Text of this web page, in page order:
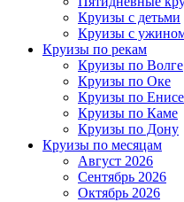
Круизы с детьми
Круизы с
Круизы по рекам
Круизы по Волге
Круизы по Оке
Круизы по
Круизы по Каме
Круизы по Дону
Круизы по месяцам
Август 2026
Сентябрь 2026
Октябрь 2026